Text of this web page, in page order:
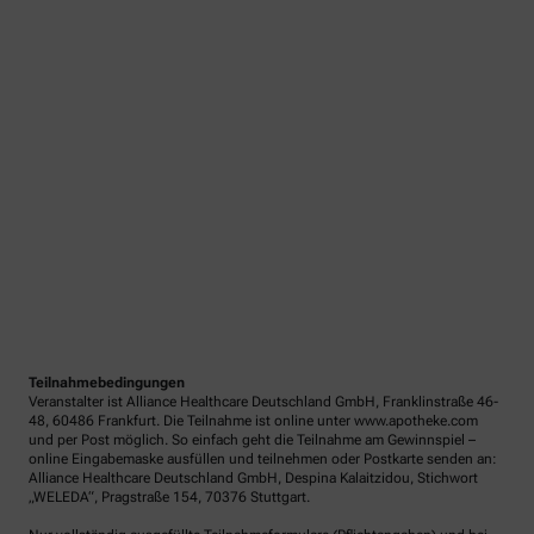
Teilnahmebedingungen
Veranstalter ist Alliance Healthcare Deutschland GmbH, Franklinstraße 46-
48, 60486 Frankfurt. Die Teilnahme ist online unter www.apotheke.com
und per Post möglich. So einfach geht die Teilnahme am Gewinnspiel –
online Eingabemaske ausfüllen und teilnehmen oder Postkarte senden an:
Alliance Healthcare Deutschland GmbH, Despina Kalaitzidou, Stichwort
„WELEDA“, Pragstraße 154, 70376 Stuttgart.